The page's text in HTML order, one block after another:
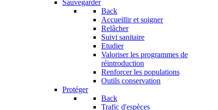
Sauvegarder
Back
Accueillir et soigner
Relâcher
Suivi sanitaire
Etudier
Valoriser les programmes de
réintroduction
Renforcer les populations
Outils conservation
Protéger
Back
Trafic d'espèces